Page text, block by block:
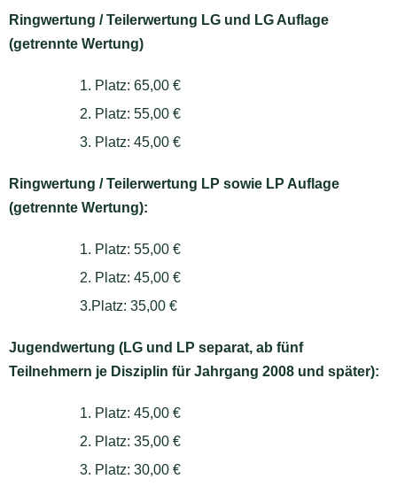
Ringwertung / Teilerwertung LG und LG Auflage
(getrennte Wertung)
1. Platz: 65,00 €
2. Platz: 55,00 €
3. Platz: 45,00 €
Ringwertung / Teilerwertung LP sowie LP Auflage
(getrennte Wertung):
1. Platz: 55,00 €
2. Platz: 45,00 €
3.Platz: 35,00 €
Jugendwertung (LG und LP separat, ab fünf
Teilnehmern je Disziplin für Jahrgang 2008 und später):
1. Platz: 45,00 €
2. Platz: 35,00 €
3. Platz: 30,00 €